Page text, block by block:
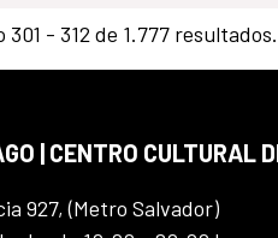
- 312 de 1.777 resultados.
| CENTRO CULTURAL
927, (Metro Salvador)